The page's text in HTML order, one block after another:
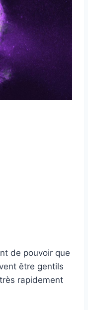
de pouvoir que
être gentils
rapidement